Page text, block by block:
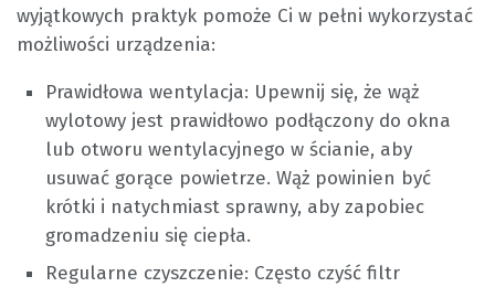
wyjątkowych praktyk pomoże Ci w pełni wykorzystać
możliwości urządzenia:
Prawidłowa wentylacja: Upewnij się, że wąż
wylotowy jest prawidłowo podłączony do okna
lub otworu wentylacyjnego w ścianie, aby
usuwać gorące powietrze. Wąż powinien być
krótki i natychmiast sprawny, aby zapobiec
gromadzeniu się ciepła.
Regularne czyszczenie: Często czyść filtr